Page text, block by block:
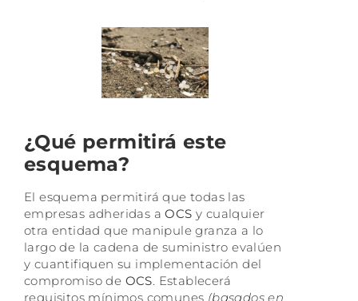
¿Qué permitirá este
esquema?
El esquema permitirá que todas las
empresas adheridas aOCS y cualquier
otra entidad que manipule granza a lo
largo de la cadena de suministro evalúen
y cuantifiquen su implementación del
compromiso de OCS. Establecerá
requisitos mínimos comunes (basados en